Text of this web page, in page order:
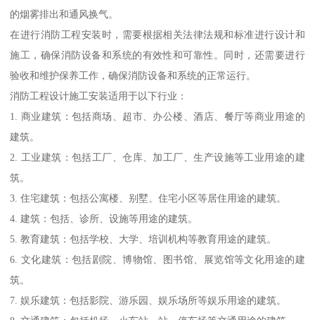
的烟雾排出和通风换气。
在进行消防工程安装时，需要根据相关法律法规和标准进行设计和
施工，确保消防设备和系统的有效性和可靠性。同时，还需要进行
验收和维护保养工作，确保消防设备和系统的正常运行。
消防工程设计施工安装适用于以下行业：
1. 商业建筑：包括商场、超市、办公楼、酒店、餐厅等商业用途的
建筑。
2. 工业建筑：包括工厂、仓库、加工厂、生产设施等工业用途的建
筑。
3. 住宅建筑：包括公寓楼、别墅、住宅小区等居住用途的建筑。
4. 建筑：包括、诊所、设施等用途的建筑。
5. 教育建筑：包括学校、大学、培训机构等教育用途的建筑。
6. 文化建筑：包括剧院、博物馆、图书馆、展览馆等文化用途的建
筑。
7. 娱乐建筑：包括影院、游乐园、娱乐场所等娱乐用途的建筑。